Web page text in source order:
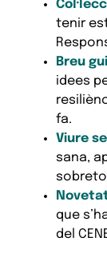
tenir
Breu
idees
fa.
Viure
sana,
que
del